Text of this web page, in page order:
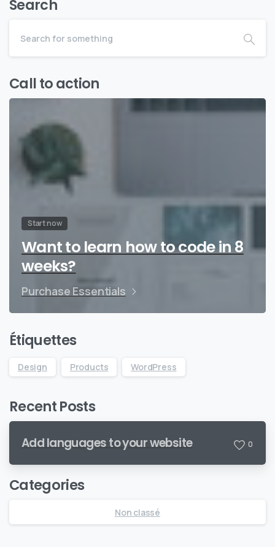
Search
Call to action
Start now
Want to learn how to code in 8
weeks?
Purchase Essentials
Étiquettes
Design Products WordPress
Recent Posts
Add languages to your website 0
Categories
Non classé